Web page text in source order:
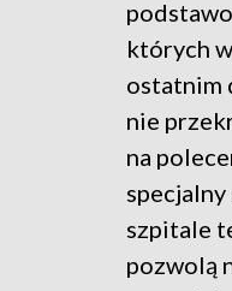
których
ostatnim
nie
na
szpitale
pozwolą